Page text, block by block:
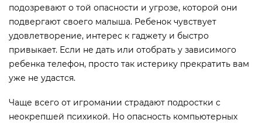
подозревают о той опасности и угрозе, которой они
подвергают своего малыша. Ребенок чувствует
удовлетворение, интерес к гаджету и быстро
привыкает. Если не дать или отобрать у зависимого
ребенка телефон, просто так истерику прекратить вам
уже не удастся.
Чаще всего от игромании страдают подростки с
неокрепшей психикой. Но опасность компьютерных